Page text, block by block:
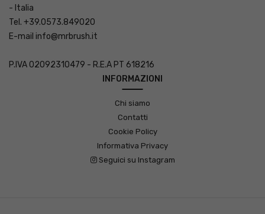
- Italia
Tel. +39.0573.849020
E-mail info@mrbrush.it
P.IVA 02092310479 - R.E.A PT 618216
INFORMAZIONI
Chi siamo
Contatti
Cookie Policy
Informativa Privacy
Seguici su Instagram